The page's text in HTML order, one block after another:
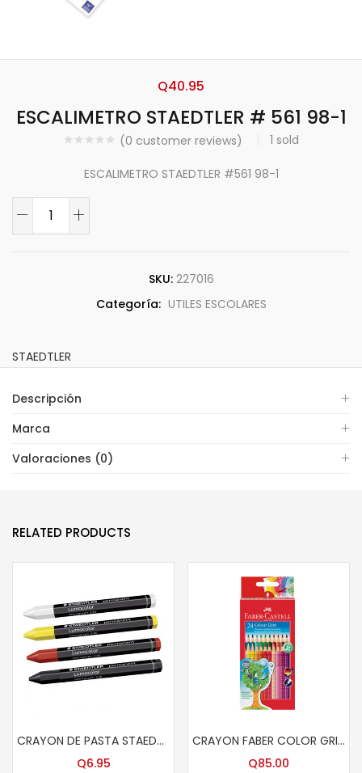
ESCALIMETRO STAEDTLER # 561 98-1
(0 customer reviews) 1 sold
Q40.95
ESCALIMETRO STAEDTLER #561 98-1
SKU: 227016
Categoría: UTILES ESCOLARES
STAEDTLER
Descripción
Marca
Valoraciones (0)
RELATED PRODUCTS
CRAYON DE PASTA STAEDTLER #236 OMNIGRAPH COLORES
Q6.95
CRAYON FABER COLOR GRIP 24 COLS.112424
Q85.00